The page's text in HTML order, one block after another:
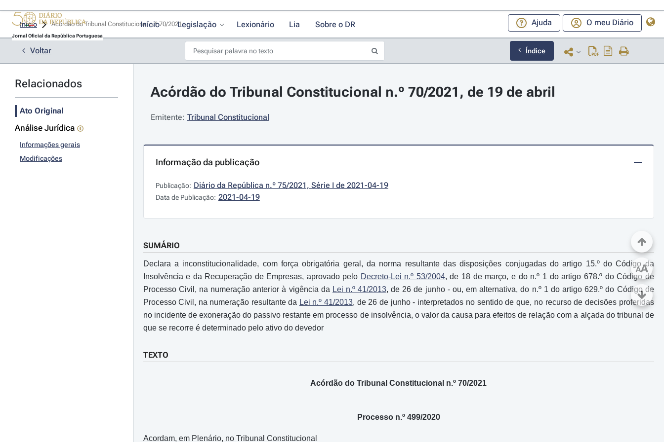
Jornal Oficial da República Portuguesa
Início Legislação Lexionário Lia Sobre o DR Ajuda O meu Diário
Início Acórdão do Tribunal Constitucional n.º 70/2021
Voltar Índice
Relacionados
Ato Original
Análise Jurídica
Informações gerais
Modificações
Acórdão do Tribunal Constitucional n.º 70/2021, de 19 de abril
Emitente: Tribunal Constitucional
Informação da publicação
Publicação: Diário da República n.º 75/2021, Série I de 2021-04-19
Data de Publicação: 2021-04-19
SUMÁRIO
Declara a inconstitucionalidade, com força obrigatória geral, da norma resultante das disposições conjugadas do artigo 15.º do Código da
Insolvência e da Recuperação de Empresas, aprovado pelo Decreto-Lei n.º 53/2004, de 18 de março, e do n.º 1 do artigo 678.º do Código de
Processo Civil, na numeração anterior à vigência da Lei n.º 41/2013, de 26 de junho - ou, em alternativa, do n.º 1 do artigo 629.º do Código de
Processo Civil, na numeração resultante da Lei n.º 41/2013, de 26 de junho - interpretados no sentido de que, no recurso de decisões proferidas
no incidente de exoneração do passivo restante em processo de insolvência, o valor da causa para efeitos de relação com a alçada do tribunal de
que se recorre é determinado pelo ativo do devedor
TEXTO
Acórdão do Tribunal Constitucional n.º 70/2021
Processo n.º 499/2020
Acordam, em Plenário, no Tribunal Constitucional
AA